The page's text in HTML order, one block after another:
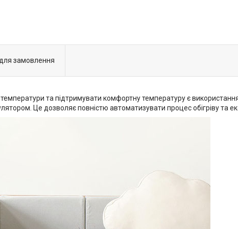
замовлення
та підтримувати комфортну температуру є
Це дозволяє повністю автоматизувати процес обігріву та